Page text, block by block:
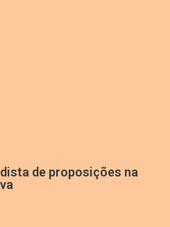
de proposições na